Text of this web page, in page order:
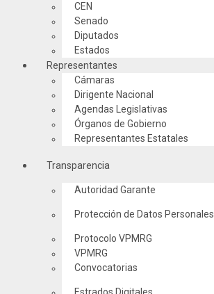
CEN
Senado
Diputados
Estados
Representantes
Cámaras
Dirigente Nacional
Agendas Legislativas
Órganos de Gobierno
Representantes Estatales
Transparencia
Autoridad Garante
Protección de Datos Personales
Protocolo VPMRG
VPMRG
Convocatorias